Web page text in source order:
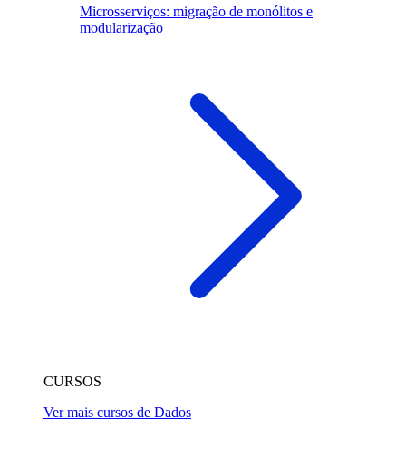
Microsserviços: migração de monólitos e
modularização
CURSOS
Ver mais cursos de Dados